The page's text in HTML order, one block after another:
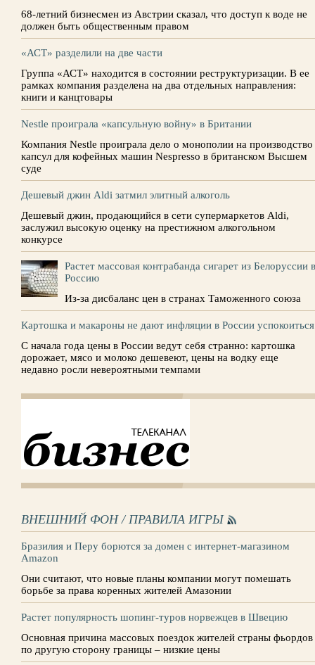
68-летний бизнесмен из Австрии сказал, что доступ к воде не
должен быть общественным правом
«АСТ» разделили на две части
Группа «АСТ» находится в состоянии реструктуризации. В ее
рамках компания разделена на два отдельных направления:
книги и канцтовары
Nestle проиграла «капсульную войну» в Британии
Компания Nestle проиграла дело о монополии на производство
капсул для кофейных машин Nespresso в британском Высшем
суде
Дешевый джин Aldi затмил элитный алкоголь
Дешевый джин, продающийся в сети супермаркетов Aldi,
заслужил высокую оценку на престижном алкогольном
конкурсе
Растет массовая контрабанда сигарет из Белоруссии в
Россию
Из-за дисбаланс цен в странах Таможенного союза
Картошка и макароны не дают инфляции в России успокоиться
С начала года цены в России ведут себя странно: картошка
дорожает, мясо и молоко дешевеют, цены на водку еще
недавно росли невероятными темпами
ВНЕШНИЙ ФОН / ПРАВИЛА ИГРЫ
Бразилия и Перу борются за домен с интернет-магазином
Amazon
Они считают, что новые планы компании могут помешать
борьбе за права коренных жителей Амазонии
Растет популярность шопинг-туров норвежцев в Швецию
Основная причина массовых поездок жителей страны фьордов
по другую сторону границы – низкие цены